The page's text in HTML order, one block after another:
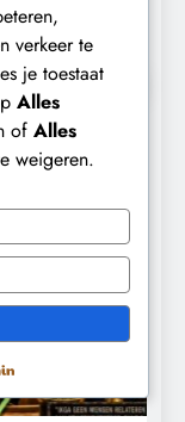
verkeer te
je toestaat
Alles
of Alles
weigeren.